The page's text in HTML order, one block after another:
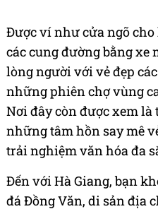
Được ví như cửa ngõ
các cung đường bằng xe
lòng người với vẻ đẹp
những phiên chợ vùng
Nơi đây còn được xem
những tâm hồn say mê
trải nghiệm văn hóa đa
Đến với Hà Giang, bạn
đá Đồng Văn, di sản địa